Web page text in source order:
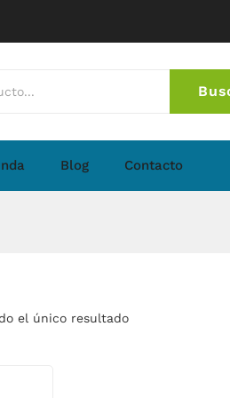
Blog Contacto
el único resultado